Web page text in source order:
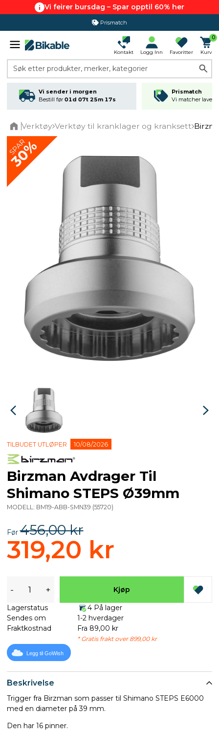
Vi feirer bursdag – Spar opptil 60% her
Prismatch
Kontakt Logg Inn Favoritter
0
Kurv
Søk etter produkter, merker, kategorier
Vi sender i morgen
Bestill før 01d 07t 25m 16s
Prismatch
Vi matcher
Verktøy Verktøy til kranklager og kranksett
SPAR
30%
Beskrivelse
Trigger fra Birzman som passer til Shimano STEPS E6000
med en diameter på 39 mm.
Den har 16 pinner.
TILBUDET UTLØPER 10/08/2026
Birzman Avdrager Til
Shimano STEPS Ø39mm
MODELL: BM19-ABB-SMN39 (55720)
Før456,00 kr
319,20 kr
- + Kjøp
Lagerstatus
4 På lager
Sendes om
1-2 hverdager
Fraktkostnad
Fra 89,00 kr
* Gratis frakt over 899,00 kr
Legg til GoWish